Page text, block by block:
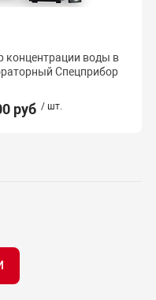
концентрации воды в
Спецприбор
руб / шт.